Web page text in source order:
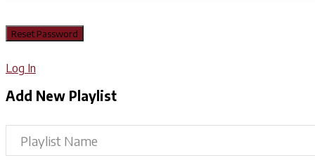
Log In
Add New Playlist